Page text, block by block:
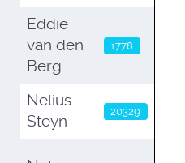
Eddie
van den
Berg
1778
Nelius
Steyn
20329